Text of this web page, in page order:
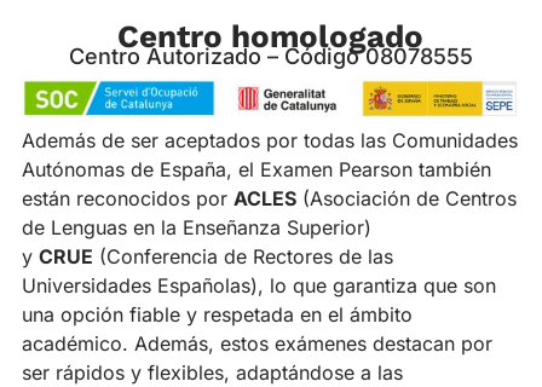
Centro homologado
Centro Autorizado – Código 08078555
Además de ser aceptados por todas las Comunidades
Autónomas de España, el Examen Pearson también
están reconocidos por ACLES(Asociación de Centros
de Lenguas en la Enseñanza Superior)
y CRUE (Conferencia de Rectores de las
Universidades Españolas), lo que garantiza que son
una opción fiable y respetada en el ámbito
académico. Además, estos exámenes destacan por
ser rápidos y flexibles, adaptándose a las